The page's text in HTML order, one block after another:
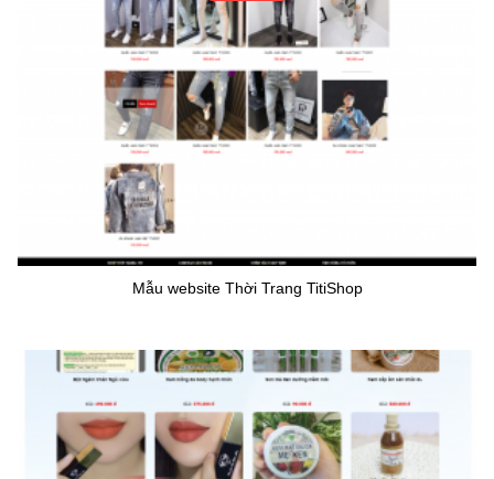
Mẫu website Thời Trang TitiShop